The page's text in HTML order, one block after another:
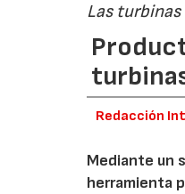
Las
Redacción
Mediante un
herramienta